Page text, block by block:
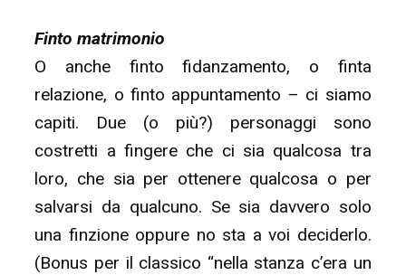
Finto matrimonio
O anche finto fidanzamento, o finta
relazione, o finto appuntamento – ci siamo
capiti. Due (o più?) personaggi sono
costretti a fingere che ci sia qualcosa tra
loro, che sia per ottenere qualcosa o per
salvarsi da qualcuno. Se sia davvero solo
una finzione oppure no sta a voi deciderlo.
(Bonus per il classico “nella stanza c’era un